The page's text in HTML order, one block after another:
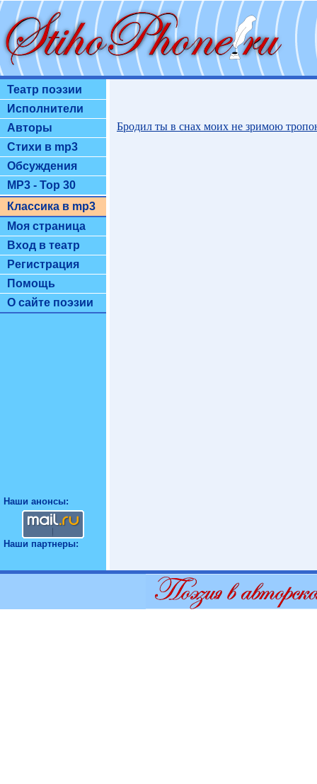
Театр поэзии
Исполнители
Авторы
Стихи в mp3
Обсуждения
MP3 - Top 30
Классика в mp3
Моя страница
Вход в театр
Регистрация
Помощь
О сайте поэзии
Наши анонсы:
Наши партнеры:
Бродил ты в снах моих не зримою